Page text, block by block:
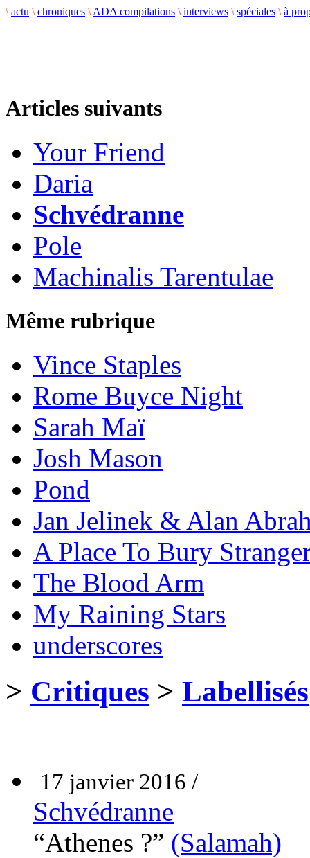
\ actu \ chroniques \ ADA compilations \ interviews \ spéciales \ à
Articles suivants
Your Friend
Daria
Schvédranne
Pole
Machinalis Tarentulae
Même rubrique
Vince Staples
Rome Buyce Night
Sarah Maï
Josh Mason
Pond
Jan Jelinek & Alan
A Place To Bury
The Blood Arm
My Raining Stars
underscores
> Critiques > Labellisés
17 janvier 2016 /
Schvédranne
“Athenes ?” (Salamah)